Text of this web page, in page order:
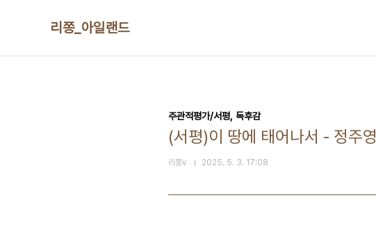
리쫑_아일랜드
주관적평가/서평, 독후감
(서평)이 땅에 태어나서 - 정주영
리쫑v 2025. 5. 3. 17:08